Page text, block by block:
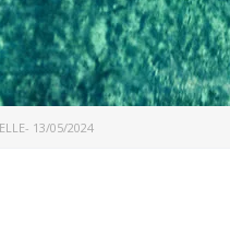
13/05/2024